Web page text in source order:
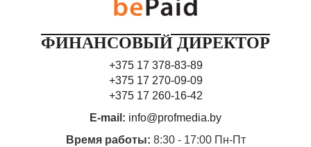
ФИНАНСОВЫЙ ДИРЕКТОР
+375 17 378-83-89
+375 17 270-09-09
+375 17 260-16-42
E-mail: info@profmedia.by
Время работы: 8:30 - 17:00 Пн-Пт